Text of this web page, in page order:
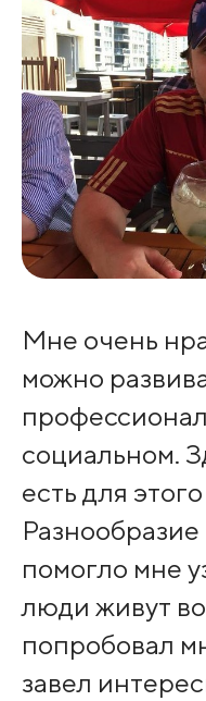
Мне очень
можно
социальном.
есть для
Разнообразие
помогло мне
люди живут
попробовал
завел